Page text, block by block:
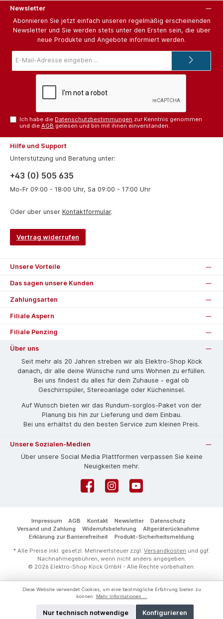
Newsletter
Abonnieren Sie jetzt einfach unseren regelmäßig erscheinenden
Newsletter und Sie werden stets unter den Ersten sein, die über
neue Produkte und Angebote informiert werden.
Mail-
Ich habe die Datenschutzbestimmungen zur Kenntnis genommen
und dieAGB gelesen und bin mit ihnen einverstanden.
Hilfe und Support
Unterstützung und Beratung unter:
+43 (0) 505 635
Mo-Fr 09:00 - 18:00 Uhr, Sa 09:00 - 17:00 Uhr
Oder über unser Kontaktformular.
Vertrag widerrufen
Unsere Vorteile
Das sagen unsere Kunden
Zahlungsarten
Filiale Aspern
Filiale Penzing
Über uns
Seit mehr als 20 Jahren streben wir als Elektro-Shop Köck
danach, dir alle deine Wünsche rund ums Wohnen zu erfüllen.
Bei uns findest du alles für dein Zuhause - egal ob
Geschirrspüler, Stereoanlage oder Kücheninsel.
Auf Wunsch bieten wir das Rund­um-sorg­los-Pa­ket von der
Planung bis hin zur Lieferung und dem Einbau.
Bei uns erhältst du den besten Service zum kleinen Preis.
Unsere Sozialen-Medien
Über unsere Social Media Plattformen verpassen Sie keine
Neuigkeiten mehr.
FacebookInstagramYouTube
Impressum AGB Kontakt Newsletter
Datenschutz
Versand und Zahlung
Widerrufsbelehrung
Altgeräterücknahme
Erklärung zur Barrierefreiheit
Produkt-Sicherheitsmeldung
* Alle Preise inkl. gesetzl. Mehrwertsteuer zzgl. Versandkosten und ggf.
Nachnahmegebühren, wenn nicht anders angegeben.
© 2026 Elektro-Shop Köck GmbH - Alle Rechte vorbehalten.
Diese Website verwendet Cookies, um eine bestmögliche Erfahrung bieten zu
können.
Mehr Informationen ...
Nur technisch notwendige Konfigurieren